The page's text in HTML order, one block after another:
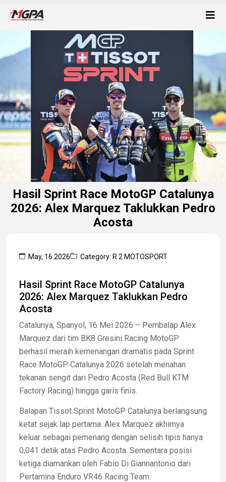
Hasil Sprint Race MotoGP Catalunya
2026: Alex Marquez Taklukkan Pedro
Acosta
May, 16 2026 Category: R 2 MOTOSPORT
Hasil Sprint Race MotoGP Catalunya
2026: Alex Marquez Taklukkan Pedro
Acosta
Catalunya, Spanyol, 16 Mei 2026 – Pembalap Alex
Marquez dari tim BK8 Gresini Racing MotoGP
berhasil meraih kemenangan dramatis pada Sprint
Race MotoGP Catalunya 2026 setelah menahan
tekanan sengit dari Pedro Acosta (Red Bull KTM
Factory Racing) hingga garis finis.
Balapan Tissot Sprint MotoGP Catalunya berlangsung
ketat sejak lap pertama. Alex Marquez akhirnya
keluar sebagai pemenang dengan selisih tipis hanya
0,041 detik atas Pedro Acosta. Sementara posisi
ketiga diamankan oleh Fabio Di Giannantonio dari
Pertamina Enduro VR46 Racing Team.